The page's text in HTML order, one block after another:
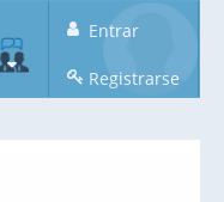
Entrar
Registrarse